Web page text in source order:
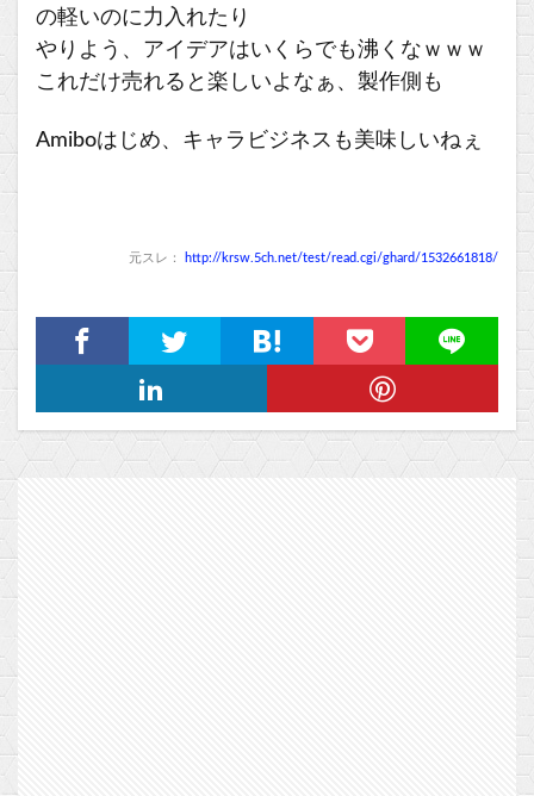
の軽いのに力入れたり
やりよう、アイデアはいくらでも沸くなｗｗｗ
これだけ売れると楽しいよなぁ、製作側も
Amiboはじめ、キャラビジネスも美味しいねぇ
元スレ： http://krsw.5ch.net/test/read.cgi/ghard/1532661818/